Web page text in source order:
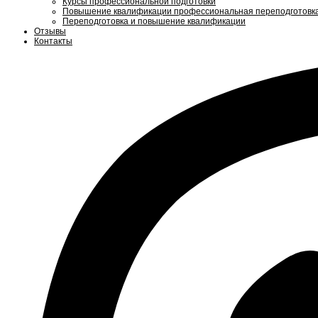
Повышение квалификации профессиональная
Переподготовка и повышение квалификации
Отзывы
Контакты